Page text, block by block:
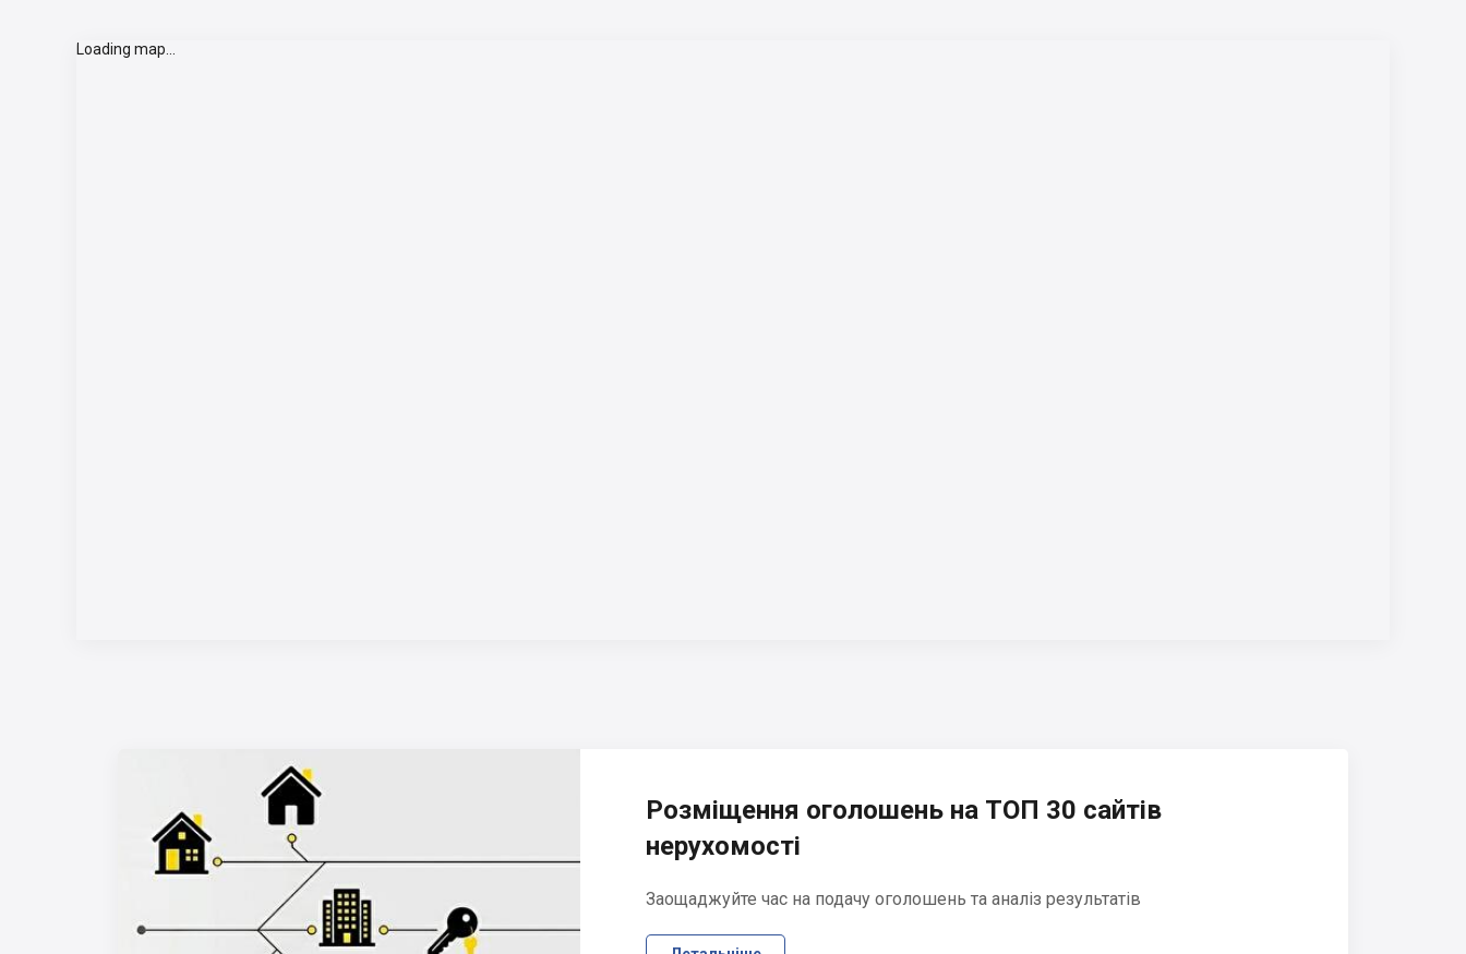
Loading map...
Розміщення оголошень на ТОП 30 сайтів
нерухомості
Заощаджуйте час на подачу оголошень та аналіз результатів